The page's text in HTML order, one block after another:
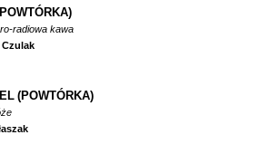
radiowa kawa
Czulak
(POWTÓRKA)